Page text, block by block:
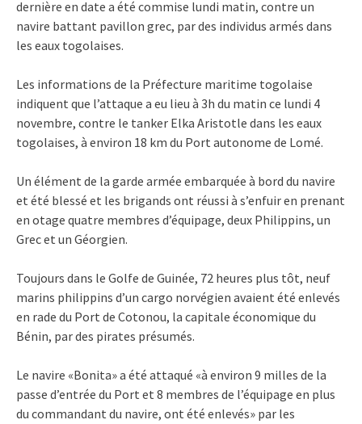
dernière en date a été commise lundi matin, contre un
navire battant pavillon grec, par des individus armés dans
les eaux togolaises.
Les informations de la Préfecture maritime togolaise
indiquent que l’attaque a eu lieu à 3h du matin ce lundi 4
novembre, contre le tanker Elka Aristotle dans les eaux
togolaises, à environ 18 km du Port autonome de Lomé.
Un élément de la garde armée embarquée à bord du navire
et été blessé et les brigands ont réussi à s’enfuir en prenant
en otage quatre membres d’équipage, deux Philippins, un
Grec et un Géorgien.
Toujours dans le Golfe de Guinée, 72 heures plus tôt, neuf
marins philippins d’un cargo norvégien avaient été enlevés
en rade du Port de Cotonou, la capitale économique du
Bénin, par des pirates présumés.
Le navire «Bonita» a été attaqué «à environ 9 milles de la
passe d’entrée du Port et 8 membres de l’équipage en plus
du commandant du navire, ont été enlevés» par les